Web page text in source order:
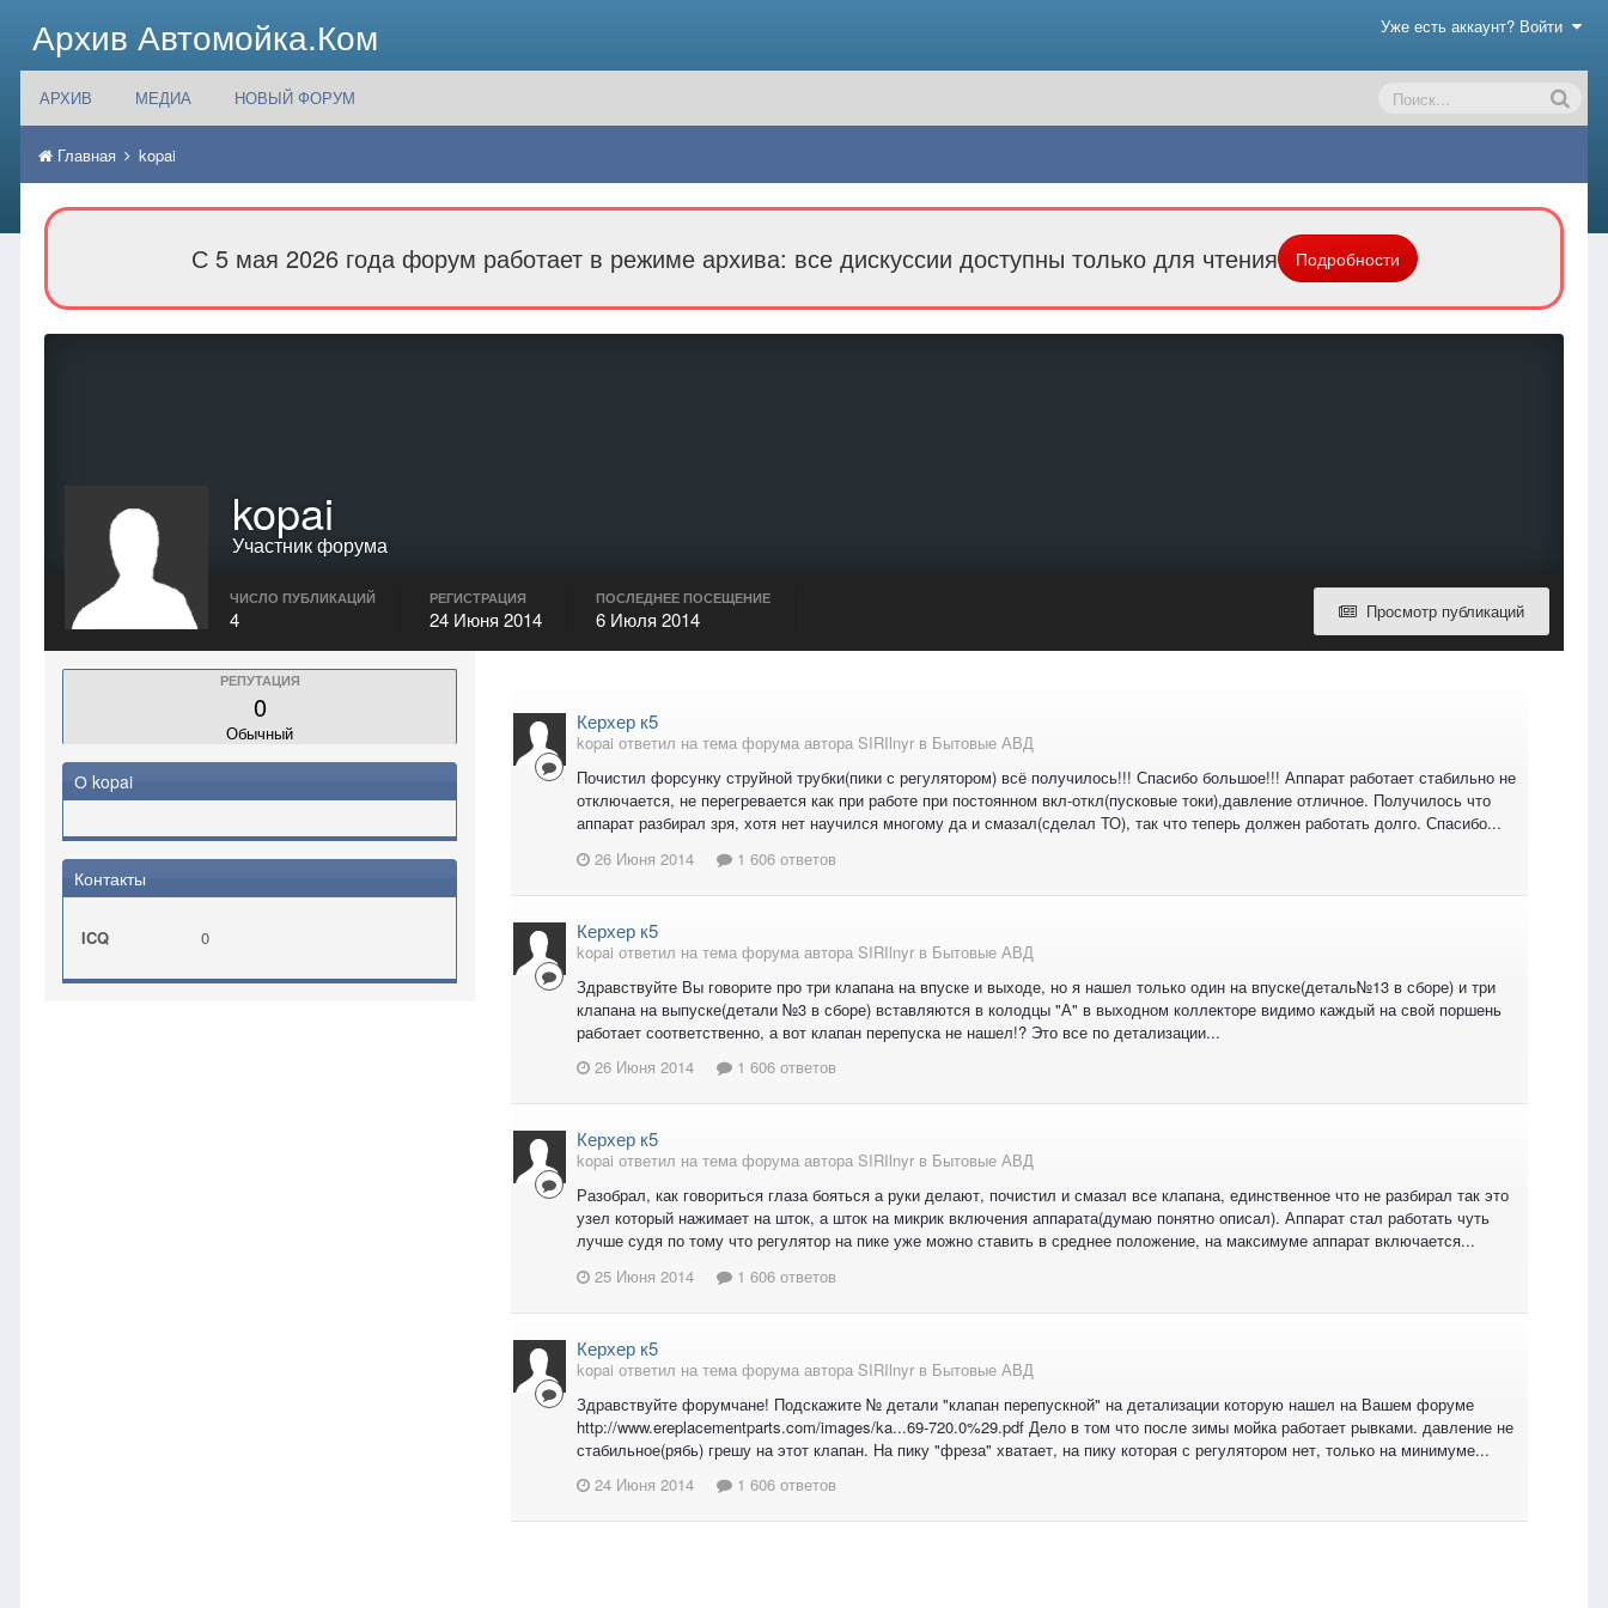
Архив Автомойка.Ком Уже есть аккаунт? Войти
АРХИВ МЕДИА НОВЫЙ ФОРУМ
Главная kopai
С 5 мая 2026 года форум работает в режиме архива: все дискуссии доступны только для чтения Подробности
kopai
Участник форума
Просмотр публикаций
ЧИСЛО ПУБЛИКАЦИЙ
4
РЕГИСТРАЦИЯ
24 Июня 2014
ПОСЛЕДНЕЕ ПОСЕЩЕНИЕ
6 Июля 2014
РЕПУТАЦИЯ
0
Обычный
О kopai
Контакты
ICQ 0
Керхер к5
kopai ответил на тема форума автора SIRIlnyr в Бытовые АВД
Почистил форсунку струйной трубки(пики с регулятором) всё получилось!!! Спасибо большое!!! Аппарат работает стабильно не
отключается, не перегревается как при работе при постоянном вкл-откл(пусковые токи),давление отличное. Получилось что
аппарат разбирал зря, хотя нет научился многому да и смазал(сделал ТО), так что теперь должен работать долго. Спасибо...
26 Июня 2014
1 606 ответов
Керхер к5
kopai ответил на тема форума автора SIRIlnyr в Бытовые АВД
Здравствуйте Вы говорите про три клапана на впуске и выходе, но я нашел только один на впуске(деталь№13 в сборе) и три
клапана на выпуске(детали №3 в сборе) вставляются в колодцы "А" в выходном коллекторе видимо каждый на свой поршень
работает соответственно, а вот клапан перепуска не нашел!? Это все по детализации...
26 Июня 2014
1 606 ответов
Керхер к5
kopai ответил на тема форума автора SIRIlnyr в Бытовые АВД
Разобрал, как говориться глаза бояться а руки делают, почистил и смазал все клапана, единственное что не разбирал так это
узел который нажимает на шток, а шток на микрик включения аппарата(думаю понятно описал). Аппарат стал работать чуть
лучше судя по тому что регулятор на пике уже можно ставить в среднее положение, на максимуме аппарат включается...
25 Июня 2014
1 606 ответов
Керхер к5
kopai ответил на тема форума автора SIRIlnyr в Бытовые АВД
Здравствуйте форумчане! Подскажите № детали "клапан перепускной" на детализации которую нашел на Вашем форуме
http://www.ereplacementparts.com/images/ka...69-720.0%29.pdf Дело в том что после зимы мойка работает рывками. давление не
стабильное(рябь) грешу на этот клапан. На пику "фреза" хватает, на пику которая с регулятором нет, только на минимуме...
24 Июня 2014
1 606 ответов